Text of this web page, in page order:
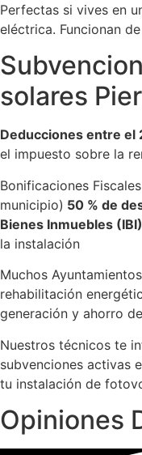
Perfectas si vives en
eléctrica. Funcionan
solares
Deducciones entre el
el impuesto sobre la
Bonificaciones
municipio) 50 % de
Bienes Inmuebles (IBI)
la instalación
Muchos
rehabilitación
generación y ahorro
Nuestros técnicos te
subvenciones activas
tu instalación de
Opiniones